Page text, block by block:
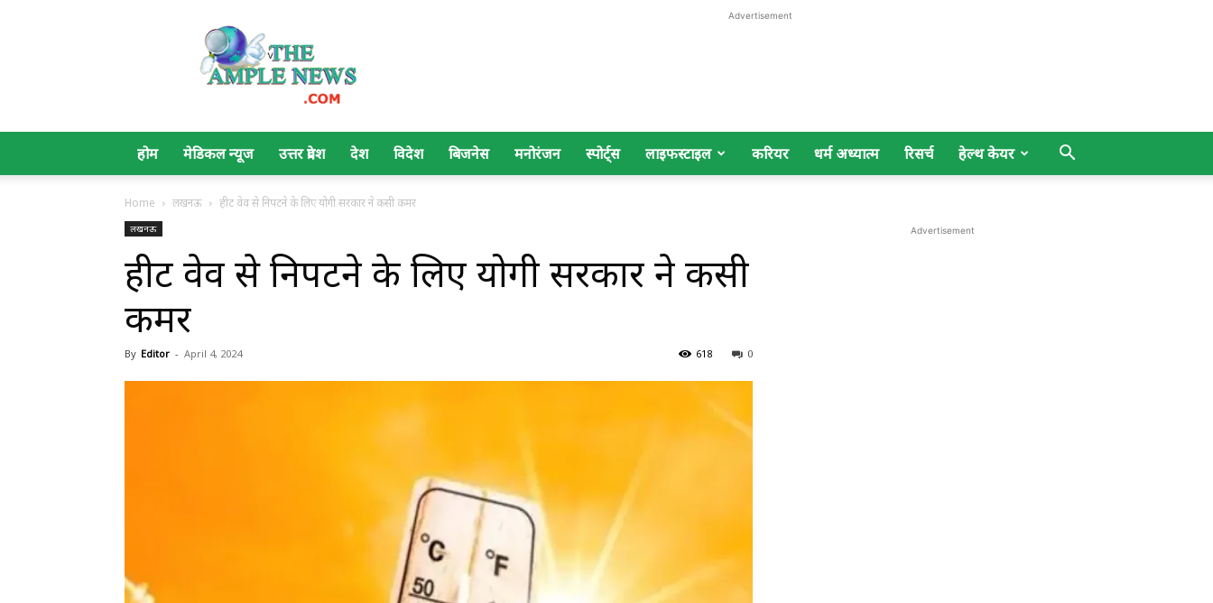
Ample
News
Advertisement
होम मेडिकल न्यूज उत्तर प्रदेश देश विदेश बिजनेस मनोरंजन स्पोर्ट्स लाइफस्टाइल करियर धर्म अध्यात्म रिसर्च हेल्थ केयर
Home लखनऊ हीट वेव से निपटने के लिए योगी सरकार ने कसी कमर
लखनऊ
हीट वेव से निपटने के लिए योगी सरकार ने कसी
कमर
By Editor - April 4, 2024 0
618
Advertisement